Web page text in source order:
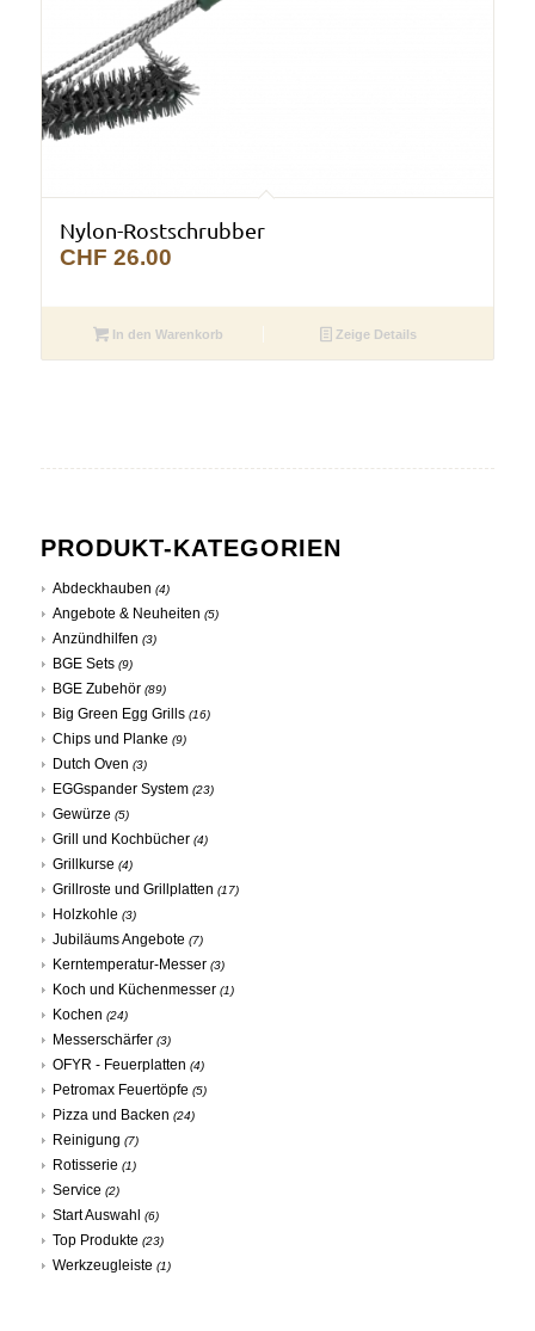
Nylon-Rostschrubber
CHF 26.00
In den Warenkorb Zeige Details
PRODUKT-KATEGORIEN
Abdeckhauben (4)
Angebote & Neuheiten (5)
Anzündhilfen (3)
BGE Sets (9)
BGE Zubehör (89)
Big Green Egg Grills (16)
Chips und Planke (9)
Dutch Oven (3)
EGGspander System (23)
Gewürze (5)
Grill und Kochbücher (4)
Grillkurse (4)
Grillroste und Grillplatten (17)
Holzkohle (3)
Jubiläums Angebote (7)
Kerntemperatur-Messer (3)
Koch und Küchenmesser (1)
Kochen (24)
Messerschärfer (3)
OFYR - Feuerplatten (4)
Petromax Feuertöpfe (5)
Pizza und Backen (24)
Reinigung (7)
Rotisserie (1)
Service (2)
Start Auswahl (6)
Top Produkte (23)
Werkzeugleiste (1)